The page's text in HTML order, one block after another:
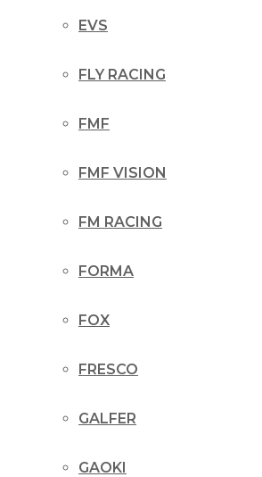
EVS
FLY RACING
FMF
FMF VISION
FM RACING
FORMA
FOX
FRESCO
GALFER
GAOKI